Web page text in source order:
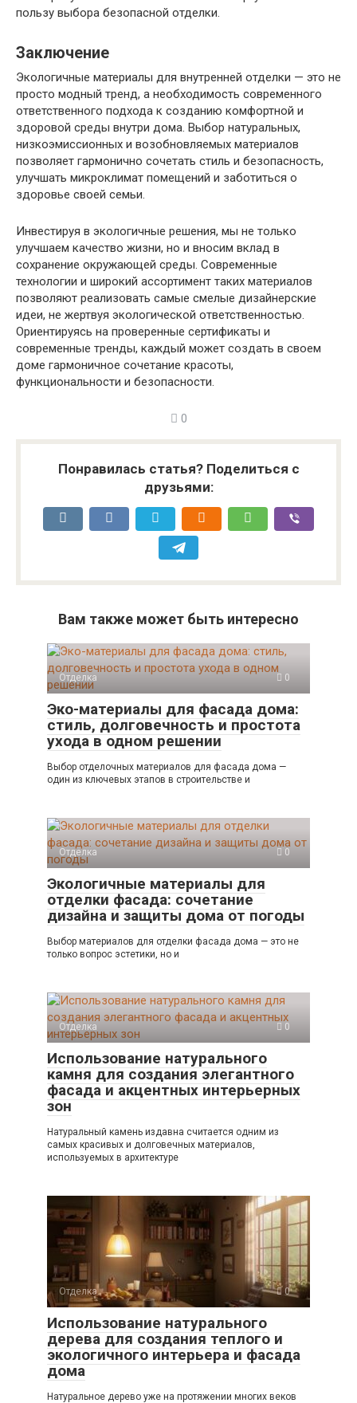
пользу выбора безопасной отделки.
Заключение
Экологичные материалы для внутренней отделки — это не
просто модный тренд, а необходимость современного
ответственного подхода к созданию комфортной и
здоровой среды внутри дома. Выбор натуральных,
низкоэмиссионных и возобновляемых материалов
позволяет гармонично сочетать стиль и безопасность,
улучшать микроклимат помещений и заботиться о
здоровье своей семьи.
Инвестируя в экологичные решения, мы не только
улучшаем качество жизни, но и вносим вклад в
сохранение окружающей среды. Современные
технологии и широкий ассортимент таких материалов
позволяют реализовать самые смелые дизайнерские
идеи, не жертвуя экологической ответственностью.
Ориентируясь на проверенные сертификаты и
современные тренды, каждый может создать в своем
доме гармоничное сочетание красоты,
функциональности и безопасности.
0
Понравилась статья? Поделиться с
друзьями:
Вам также может быть интересно
Отделка 0
Эко-материалы для фасада дома:
стиль, долговечность и простота
ухода в одном решении
Выбор отделочных материалов для фасада дома —
один из ключевых этапов в строительстве и
Отделка 0
Экологичные материалы для
отделки фасада: сочетание
дизайна и защиты дома от погоды
Выбор материалов для отделки фасада дома — это не
только вопрос эстетики, но и
Отделка 0
Использование натурального
камня для создания элегантного
фасада и акцентных интерьерных
зон
Натуральный камень издавна считается одним из
самых красивых и долговечных материалов,
используемых в архитектуре
Отделка 0
Использование натурального
дерева для создания теплого и
экологичного интерьера и фасада
дома
Натуральное дерево уже на протяжении многих веков